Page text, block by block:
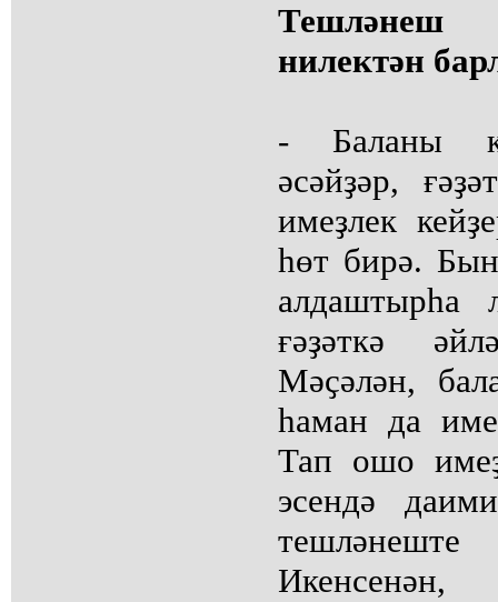
нилектән
- Баланы
әсәйҙәр,
имеҙлек
һөт бирә.
алдаштырһа
ғәҙәткә
Мәҫәлән,
һаман да
Тап ошо
эсендә